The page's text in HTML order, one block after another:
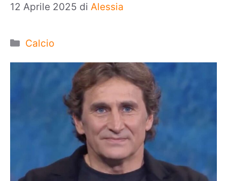
12 Aprile 2025 di Alessia
Categorie
Calcio